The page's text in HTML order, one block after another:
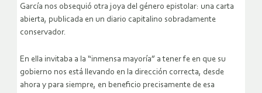
García nos obsequió otra joya del género epistolar: una carta
abierta, publicada en un diario capitalino sobradamente
conservador.
En ella invitaba a la “inmensa mayoría” a tener fe en que su
gobierno nos está llevando en la dirección correcta, desde
ahora y para siempre, en beneficio precisamente de esa